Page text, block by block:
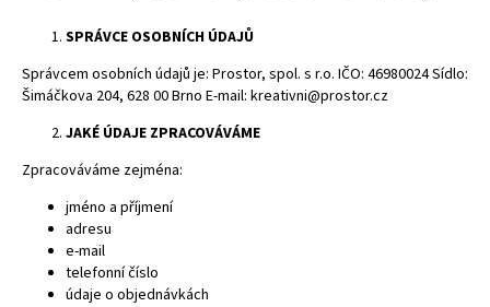
SPRÁVCE OSOBNÍCH ÚDAJŮ
Správcem osobních údajů je: Prostor, spol. s r.o. IČO: 46980024 Sídlo:
Šimáčkova 204, 628 00 Brno E-mail: kreativni@prostor.cz
JAKÉ ÚDAJE ZPRACOVÁVÁME
Zpracováváme zejména:
jméno a příjmení
adresu
e-mail
telefonní číslo
údaje o objednávkách